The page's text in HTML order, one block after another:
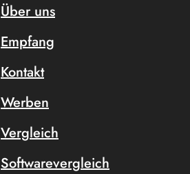
Über uns
Empfang
Kontakt
Werben
Vergleich
Softwarevergleich